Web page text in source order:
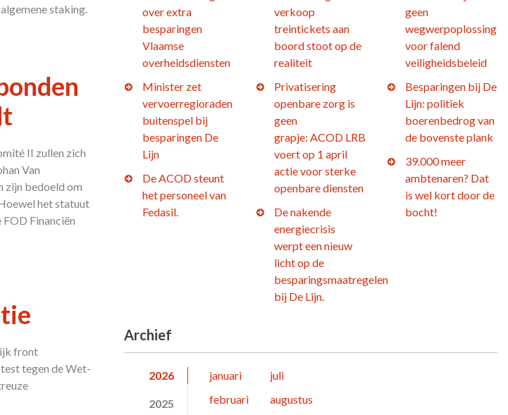
staking.
II zullen zich
Van
zijn bedoeld om
het statuut
Financiën
front
tegen de Wet-
over extra
besparingen
Vlaamse
overheidsdiensten
Minister zet
vervoerregioraden
buitenspel bij
besparingen De
Lijn
De ACOD steunt
het personeel van
Fedasil.
verkoop
treintickets aan
boord stoot op de
realiteit
Privatisering
openbare zorg is
geen
grapje: ACOD LRB
voert op 1 april
actie voor sterke
openbare diensten
De nakende
energiecrisis
werpt een nieuw
licht op de
besparingsmaatregelen
bij De Lijn.
geen
wegwerpoplossing
voor falend
veiligheidsbeleid
Besparingen bij De
Lijn: politiek
boerenbedrog van
de bovenste plank
39.000 meer
ambtenaren? Dat
is wel kort door de
bocht!
Archief
2026
2025
januari
februari
juli
augustus